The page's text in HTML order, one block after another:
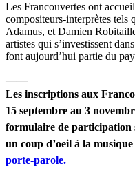
Les Francouvertes ont
compositeurs-interprètes tels
Adamus, et Damien
artistes qui s’investissent
font aujourd’hui partie du
——
Les inscriptions aux
15 septembre au 3
formulaire de participation
un coup d’oeil à la
porte-parole.